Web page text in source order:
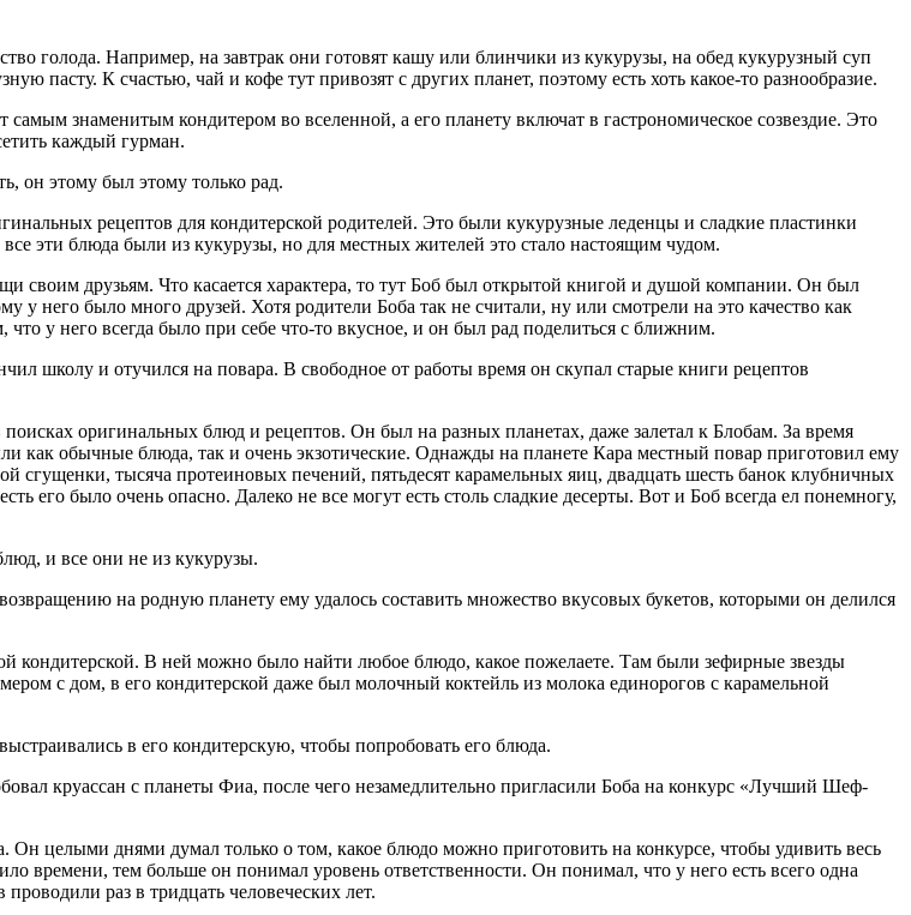
голода. Например, на завтрак они готовят кашу или блинчики из кукурузы, на обед кукурузный суп
пасту. К счастью, чай и кофе тут привозят с других планет, поэтому есть хоть какое-то разнообразие.
самым знаменитым кондитером во вселенной, а его планету включат в гастрономическое созвездие. Это
каждый гурман.
он этому был этому только рад.
рецептов для кондитерской родителей. Это были кукурузные леденцы и сладкие пластинки
эти блюда были из кукурузы, но для местных жителей это стало настоящим чудом.
своим друзьям. Что касается характера, то тут Боб был открытой книгой и душой компании. Он был
него было много друзей. Хотя родители Боба так не считали, ну или смотрели на это качество как
у него всегда было при себе что-то вкусное, и он был рад поделиться с ближним.
школу и отучился на повара. В свободное от работы время он скупал старые книги рецептов
оригинальных блюд и рецептов. Он был на разных планетах, даже залетал к Блобам. За время
как обычные блюда, так и очень экзотические. Однажды на планете Кара местный повар приготовил ему
сгущенки, тысяча протеиновых печений, пятьдесят карамельных яиц, двадцать шесть банок клубничных
его было очень опасно. Далеко не все могут есть столь сладкие десерты. Вот и Боб всегда ел понемногу,
и все они не из кукурузы.
на родную планету ему удалось составить множество вкусовых букетов, которыми он делился
кондитерской. В ней можно было найти любое блюдо, какое пожелаете. Там были зефирные звезды
с дом, в его кондитерской даже был молочный коктейль из молока единорогов с карамельной
в его кондитерскую, чтобы попробовать его блюда.
круассан с планеты Фиа, после чего незамедлительно пригласили Боба на конкурс «Лучший Шеф-
целыми днями думал только о том, какое блюдо можно приготовить на конкурсе, чтобы удивить весь
времени, тем больше он понимал уровень ответственности. Он понимал, что у него есть всего одна
раз в тридцать человеческих лет.